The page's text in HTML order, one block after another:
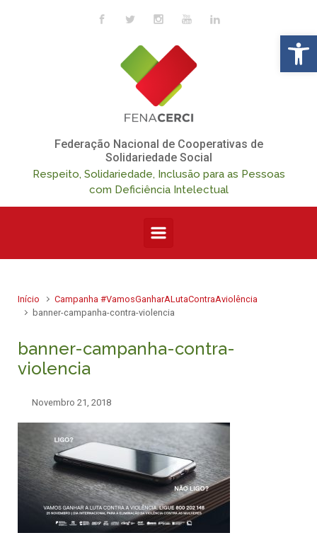
Skip to main content
Federação Nacional de Cooperativas de
Solidariedade Social
Respeito, Solidariedade, Inclusão para as Pessoas
com Deficiência Intelectual
Início
Campanha #VamosGanharALutaContraAviolência
banner-campanha-contra-violencia
banner-campanha-contra-
violencia
Novembro 21, 2018